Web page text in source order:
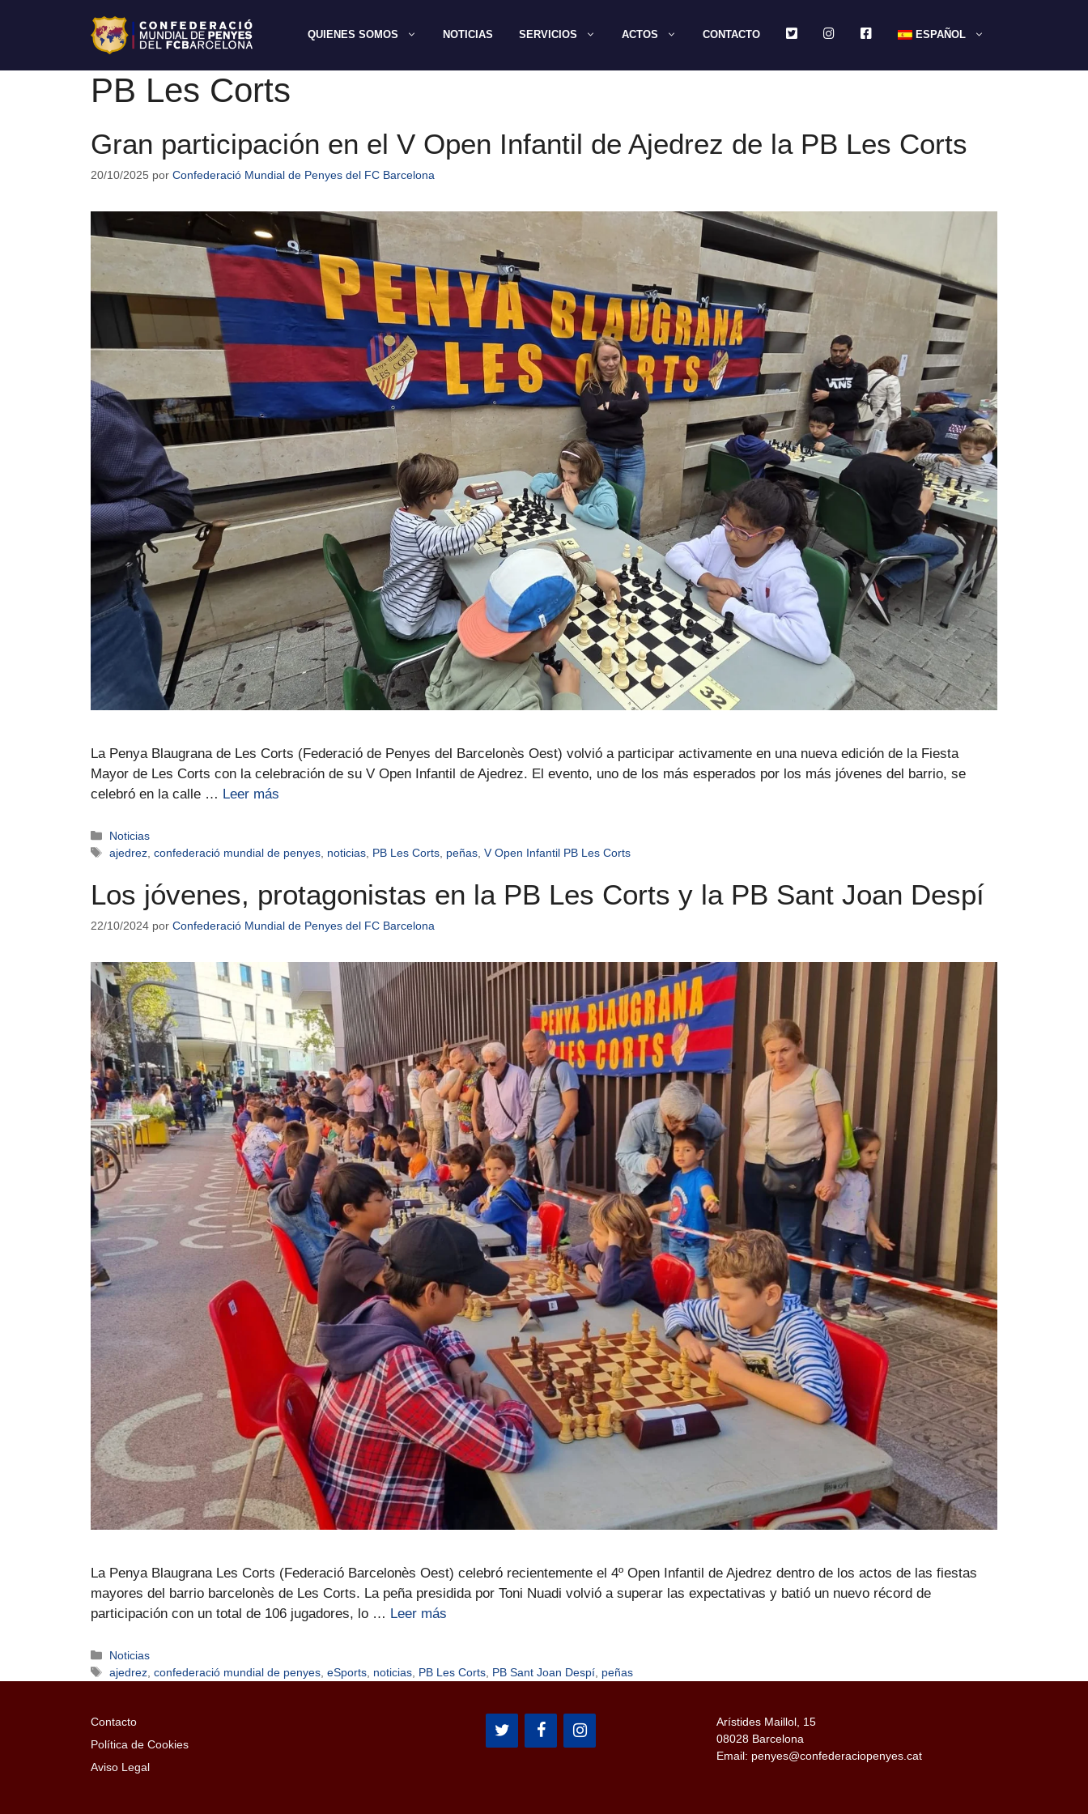
QUIENES SOMOS NOTICIAS SERVICIOS ACTOS CONTACTO TWITTERINSTAGRAMFACEBOOKESPAÑOL
PB Les Corts
Gran participación en el V Open Infantil de Ajedrez de la PB Les Corts
20/10/2025 por Confederació Mundial de Penyes del FC Barcelona
La Penya Blaugrana de Les Corts (Federació de Penyes del Barcelonès Oest) volvió a participar activamente en una nueva edición de la Fiesta
Mayor de Les Corts con la celebración de su V Open Infantil de Ajedrez. El evento, uno de los más esperados por los más jóvenes del barrio, se
celebró en la calle … Leer más
Noticias
ajedrez ,confederació mundial de penyes noticias PB Les Corts peñas ,V Open Infantil PB Les Corts
Los jóvenes, protagonistas en la PB Les Corts y la PB Sant Joan Despí
22/10/2024 por Confederació Mundial de Penyes del FC Barcelona
La Penya Blaugrana Les Corts (Federació Barcelonès Oest) celebró recientemente el 4º Open Infantil de Ajedrez dentro de los actos de las fiestas
mayores del barrio barcelonès de Les Corts. La peña presidida por Toni Nuadi volvió a superar las expectativas y batió un nuevo récord de
participación con un total de 106 jugadores, lo … Leer más
Noticias
ajedrez ,confederació mundial de penyes ,eSports noticias PB Les Corts PB Sant Joan Despí peñas
Contacto
Política de Cookies
Aviso Legal
Arístides Maillol, 15
08028 Barcelona
Email: penyes@confederaciopenyes.cat